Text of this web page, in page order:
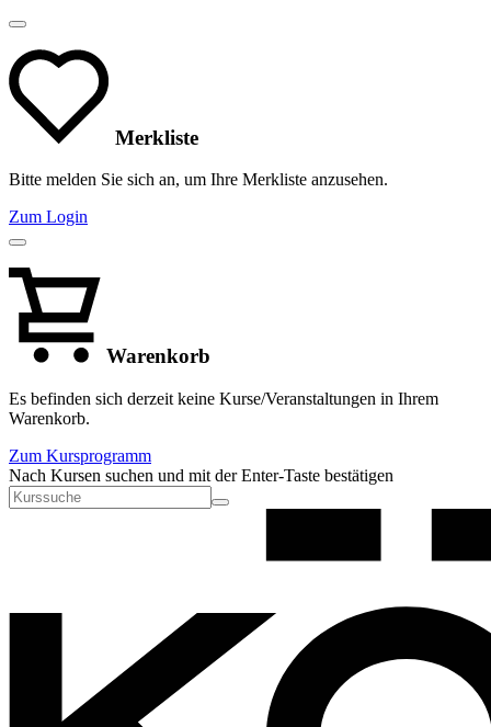
Merkliste
Bitte melden Sie sich an, um Ihre Merkliste anzusehen.
Zum Login
Warenkorb
Es befinden sich derzeit keine Kurse/Veranstaltungen in Ihrem
Warenkorb.
Zum Kursprogramm
Nach Kursen suchen und mit der Enter-Taste bestätigen